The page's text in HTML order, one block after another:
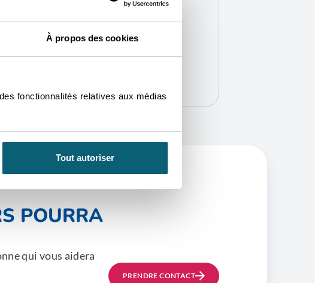
À propos des cookies
fonctionnalités relatives aux médias
Tout autoriser
POURRA
qui vous aidera
PRENDRE CONTACT